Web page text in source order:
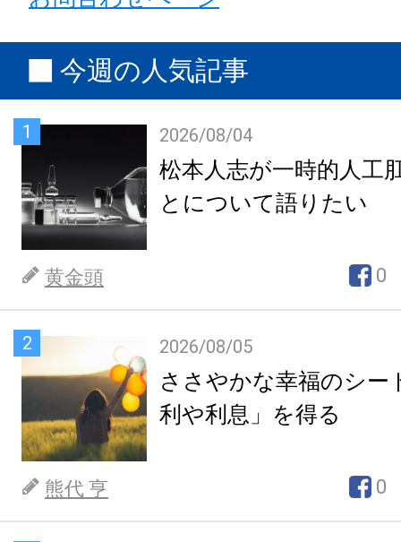
今週の人気記事
1 2026/08/04
松本人志が一時的人工
とについて語りたい
黄金頭 0
2 2026/08/05
ささやかな幸福のシー
利や利息」を得る
熊代 亨 0